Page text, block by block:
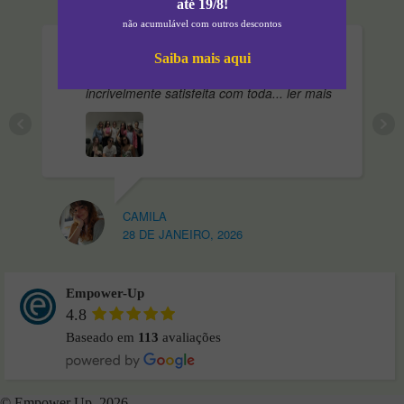
Concluí o curso de
incrivelmente satisfeita com toda... ler mais
CAMILA
28 DE JANEIRO, 2026
Empower-Up
4.8
Baseado em 113 avaliações
até 19/8!
não acumulável com outros descontos
Saiba mais aqui